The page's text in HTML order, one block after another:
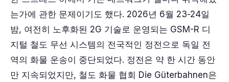
는가에 관한 문제이기도 했다. 2026년 6월 23-24일
밤, 여전히 노후화된 2G 기술로 운영되는 GSM-R 디
지털 철도 무선 시스템의 전국적인 정전으로 독일 전
역의 화물 운송이 중단되었다. 정전은 약 한 시간 동안
만 지속되었지만, 철도 화물 협회 Die Güterbahnen은